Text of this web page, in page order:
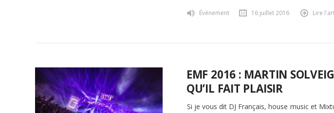
Événement 16 juillet 2016 Lire
EMF 2016 : MARTIN
QU’IL FAIT PLAISIR
Si je vous dit DJ Français, house music et